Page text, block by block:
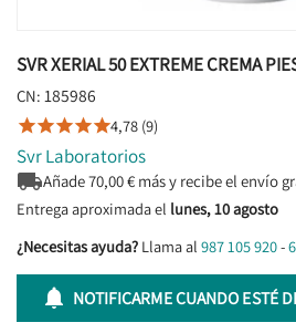
SVR XERIAL 50 EXTREME CREMA
CN: 185986
4,78 (9)
Svr Laboratorios
Añade70,00€ más y recibe el envío
Entrega aproximada el lunes, 10 agosto
¿Necesitas ayuda? Llama al 987 105 920-
 NOTIFICARME CUANDO ESTÉ